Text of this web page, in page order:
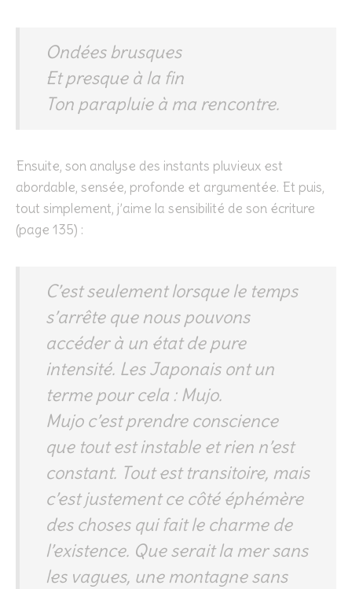
Ondées brusques
Et presque à la fin
Ton parapluie à ma rencontre.
Ensuite, son analyse des instants pluvieux est
abordable, sensée, profonde et argumentée. Et puis,
tout simplement, j’aime la sensibilité de son écriture
(page 135) :
C’est seulement lorsque le temps
s’arrête que nous pouvons
accéder à un état de pure
intensité. Les Japonais ont un
terme pour cela : Mujo.
Mujo c’est prendre conscience
que tout est instable et rien n’est
constant. Tout est transitoire, mais
c’est justement ce côté éphémère
des choses qui fait le charme de
l’existence. Que serait la mer sans
les vagues, une montagne sans